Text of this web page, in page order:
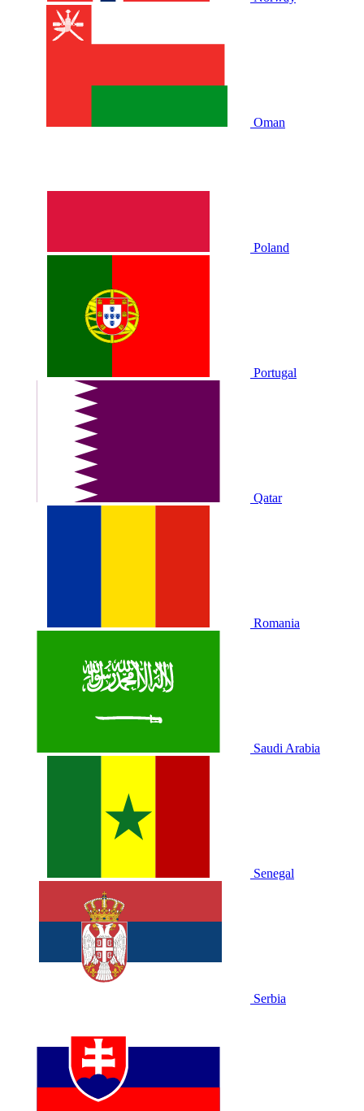
Oman
Poland
Portugal
Qatar
Romania
Saudi Arabia
Senegal
Serbia